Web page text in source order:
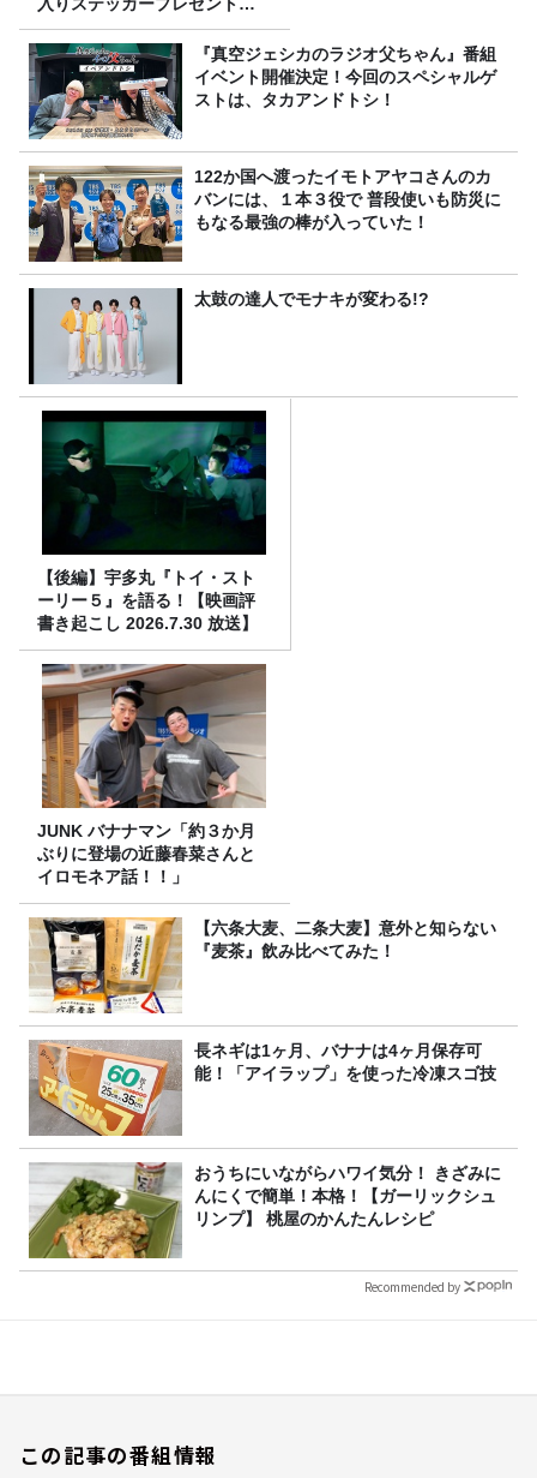
り
『真空ジェシカのラジオ父ちゃん』番組
イベント開催決定！今回のスペシャルゲ
ストは、タカアンドトシ！
122か国へ渡ったイモトアヤコさんのカ
バンには、１本３役で 普段使いも防災に
もなる最強の棒が入っていた！
太鼓の達人でモナキが変わる!?
【後編】宇多丸『トイ・スト
ーリー５』を語る！【映画評
書き起こし 2026.7.30 放送】
JUNK バナナマン「約３か月
ぶりに登場の近藤春菜さんと
イロモネア話！！」
【六条大麦、二条大麦】意外と知らない
『麦茶』飲み比べてみた！
長ネギは1ヶ月、バナナは4ヶ月保存可
能！「アイラップ」を使った冷凍スゴ技
おうちにいながらハワイ気分！ きざみに
んにくで簡単！本格！【ガーリックシュ
リンプ】 桃屋のかんたんレシピ
Recommended by
この記事の番組情報